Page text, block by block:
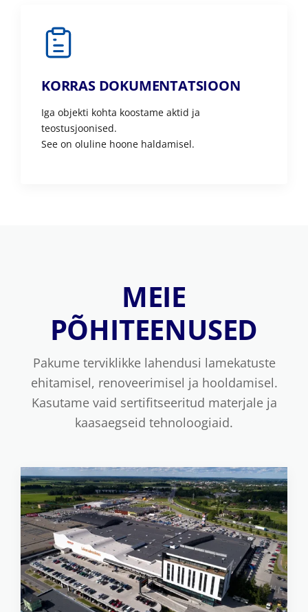
KORRAS DOKUMENTATSIOON
Iga objekti kohta koostame aktid ja
teostusjoonised.
See on oluline hoone haldamisel.
MEIE
PÕHITEENUSED
Pakume terviklikke lahendusi lamekatuste
ehitamisel, renoveerimisel ja hooldamisel.
Kasutame vaid sertifitseeritud materjale ja
kaasaegseid tehnoloogiaid.